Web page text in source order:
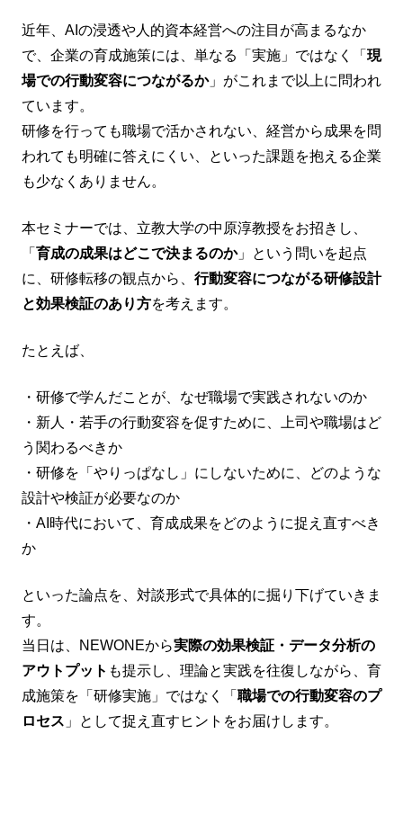
近年、AIの浸透や人的資本経営への注目が高まるなか
で、企業の育成施策には、単なる「実施」ではなく「 現
場での行動変容につながるか」がこれまで以上に問われ
ています。
研修を行っても職場で活かされない、経営から成果を問
われても明確に答えにくい、といった課題を抱える企業
も少なくありません。
本セミナーでは、立教大学の中原淳教授をお招きし、
「 育成の成果はどこで決まるのか」という問いを起点
に、研修転移の観点から、 行動変容につながる研修設計
と効果検証のあり方を考えます。
たとえば、
・研修で学んだことが、なぜ職場で実践されないのか
・新人・若手の行動変容を促すために、上司や職場はど
う関わるべきか
・研修を「やりっぱなし」にしないために、どのような
設計や検証が必要なのか
・AI時代において、育成成果をどのように捉え直すべき
か
といった論点を、対談形式で具体的に掘り下げていきま
す。
当日は、NEWONEから実際の効果検証・データ分析の
アウトプット も提示し、理論と実践を往復しながら、育
成施策を「研修実施」ではなく「 職場での行動変容のプ
ロセス 」として捉え直すヒントをお届けします。